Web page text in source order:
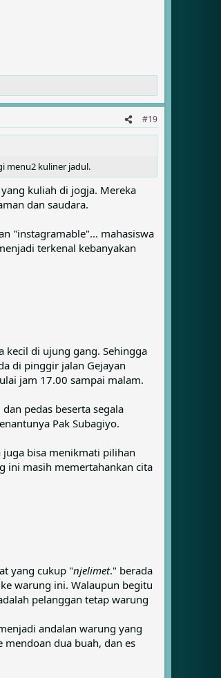
#19
menu2 kuliner jadul.
kuliah di jogja. Mereka
dan saudara.
"instagramable"... mahasiswa
terkenal kebanyakan
kecil di ujung gang. Sehingga
di pinggir jalan Gejayan
jam 17.00 sampai malam.
pedas beserta segala
Pak Subagiyo.
juga bisa menikmati pilihan
ini masih memertahankan cita
yang cukup "njelimet." berada
warung ini. Walaupun begitu
pelanggan tetap warung
andalan warung yang
dua buah, dan es